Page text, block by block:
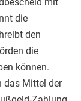
die
den
die
können.
das Mittel der